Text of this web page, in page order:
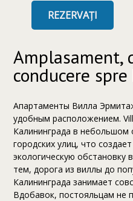
REZERVAȚI
Amplasament,
conducere
Апартаменты Вилла
удобным расположением.
Калининграда в небольшом
городских улиц, что
экологическую обстановку
тем, дорога из виллы до
Калининграда занимает
Вдобавок, постояльцам не